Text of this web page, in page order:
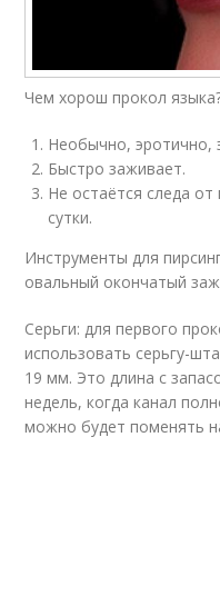
Чем хорош прокол
Необычно, эротично,
Быстро заживает.
Не остаётся следа от
сутки.
Инструменты для
овальный окончатый
Серьги: для первого
использовать серьгу-
19 мм. Это длина с
недель, когда канал
можно будет поменять